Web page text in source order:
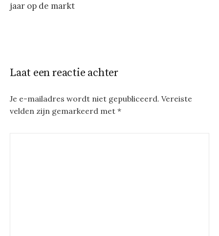
jaar op de markt
Laat een reactie achter
Je e-mailadres wordt niet gepubliceerd. Vereiste
velden zijn gemarkeerd met *